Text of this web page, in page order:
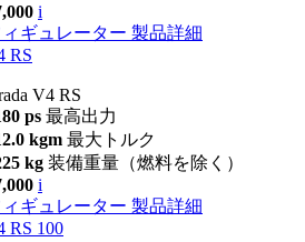
i
ギュレーター 製品詳細
RS
V4 RS
ps 最高出力
kgm 最大トルク
kg 装備重量（燃料を除く）
i
ギュレーター 製品詳細
RS 100